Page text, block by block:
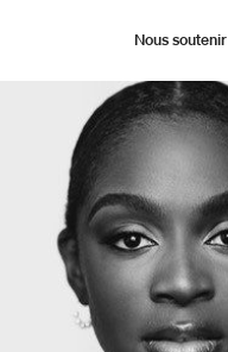
Nous soutenir